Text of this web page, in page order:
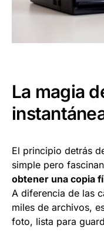
La magia
El principio detrás
simple pero
obtener una copia
A diferencia de las
miles de archivos,
foto, lista para